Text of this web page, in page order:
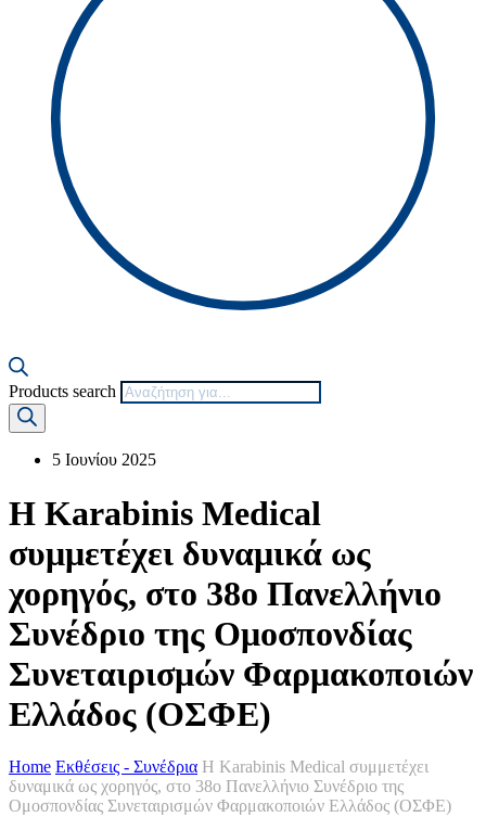
Products search
5 Ιουνίου 2025
Η Karabinis Medical
συμμετέχει δυναμικά ως
χορηγός, στο 38ο Πανελλήνιο
Συνέδριο της Ομοσπονδίας
Συνεταιρισμών Φαρμακοποιών
Ελλάδος (ΟΣΦΕ)
Home Εκθέσεις - Συνέδρια Η Karabinis Medical συμμετέχει
δυναμικά ως χορηγός, στο 38ο Πανελλήνιο Συνέδριο της
Ομοσπονδίας Συνεταιρισμών Φαρμακοποιών Ελλάδος (ΟΣΦΕ)